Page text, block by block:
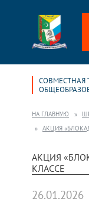
СОВМЕСТНАЯ
НА ГЛАВНУЮ
АКЦИЯ
АКЦИЯ
КЛАССЕ
26.01.2026